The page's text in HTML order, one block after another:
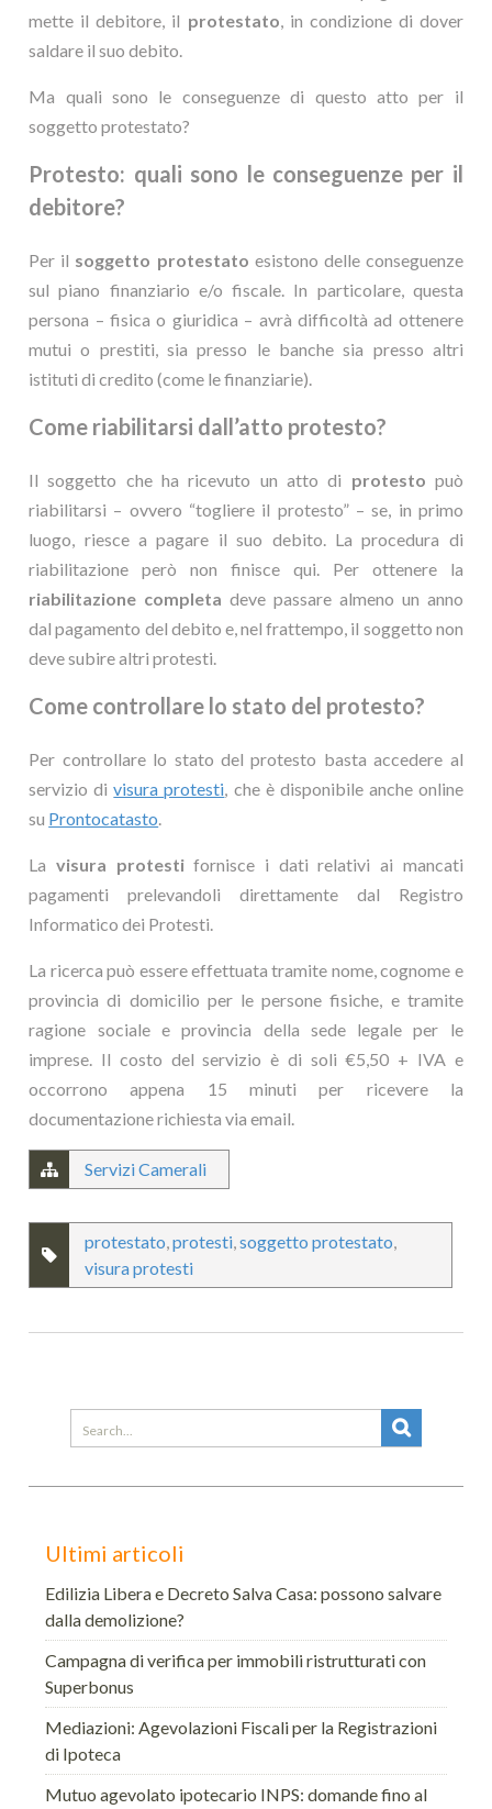
mette il debitore, il protestato, in condizione di dover
saldare il suo debito.
Ma quali sono le conseguenze di questo atto per il
soggetto protestato?
Protesto: quali sono le conseguenze per il
debitore?
Per il soggetto protestato esistono delle conseguenze
sul piano finanziario e/o fiscale. In particolare, questa
persona – fisica o giuridica – avrà difficoltà ad ottenere
mutui o prestiti, sia presso le banche sia presso altri
istituti di credito (come le finanziarie).
Come riabilitarsi dall’atto protesto?
Il soggetto che ha ricevuto un atto di protesto può
riabilitarsi – ovvero “togliere il protesto” – se, in primo
luogo, riesce a pagare il suo debito. La procedura di
riabilitazione però non finisce qui. Per ottenere la
riabilitazione completa deve passare almeno un anno
dal pagamento del debito e, nel frattempo, il soggetto non
deve subire altri protesti.
Come controllare lo stato del protesto?
Per controllare lo stato del protesto basta accedere al
servizio divisura protesti, che è disponibile anche online
su Prontocatasto.
La visura protestifornisce i dati relativi ai mancati
pagamenti prelevandoli direttamente dal Registro
Informatico dei Protesti.
La ricerca può essere effettuata tramite nome, cognome e
provincia di domicilio per le persone fisiche, e tramite
ragione sociale e provincia della sede legale per le
imprese. Il costo del servizio è di soli €5,50 + IVA e
occorrono appena 15 minuti per ricevere la
documentazione richiesta via email.
Servizi Camerali
protestato,protesti,soggetto protestato,
visura protesti
Search
for:
Ultimi articoli
Edilizia Libera e Decreto Salva Casa: possono salvare
dalla demolizione?
Campagna di verifica per immobili ristrutturati con
Superbonus
Mediazioni: Agevolazioni Fiscali per la Registrazioni
di Ipoteca
Mutuo agevolato ipotecario INPS: domande fino al